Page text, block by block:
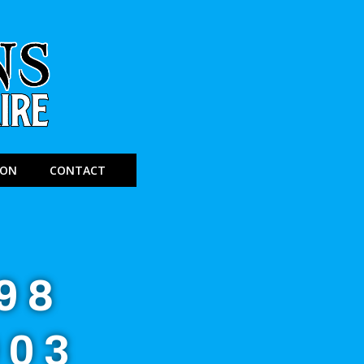
CONTACT